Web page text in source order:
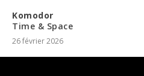
Komodor
Time & Space
26 février 2026